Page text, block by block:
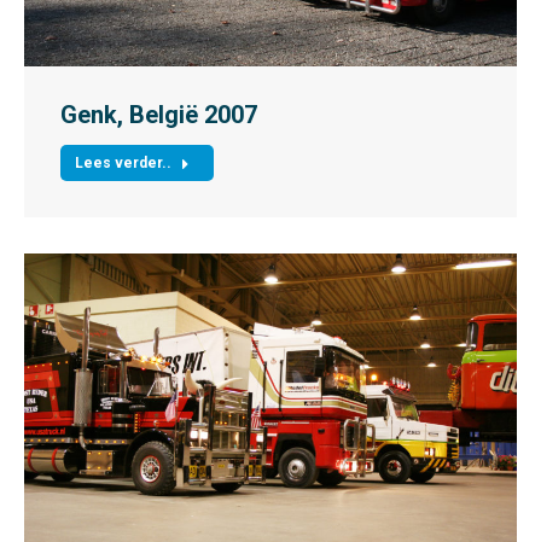
Genk, België 2007
Lees verder..